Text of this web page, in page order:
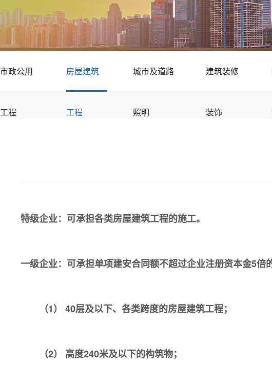
市政公用
工程
房屋建筑
工程
城市及道路
照明
建筑装修
装饰
特级企业：可承担各类房屋建筑工程的施工。
一级企业：可承担单项建安合同额不超过企业注册资本金5倍
（1） 40层及以下、各类跨度的房屋建筑工程；
（2） 高度240米及以下的构筑物；